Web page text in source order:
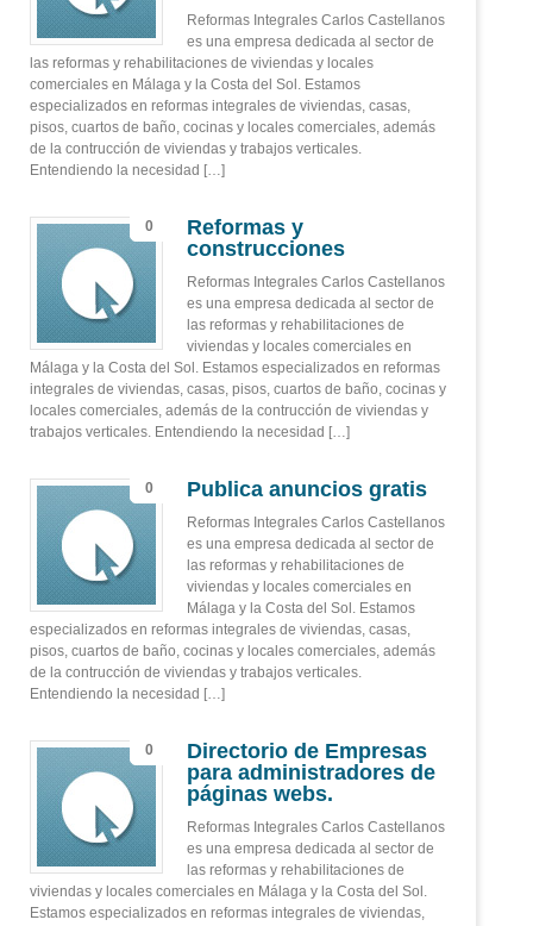
Reformas Integrales Carlos Castellanos
es una empresa dedicada al sector de
las reformas y rehabilitaciones de viviendas y locales
comerciales en Málaga y la Costa del Sol. Estamos
especializados en reformas integrales de viviendas, casas,
pisos, cuartos de baño, cocinas y locales comerciales, además
de la contrucción de viviendas y trabajos verticales.
Entendiendo la necesidad […]
0
Reformas y
construcciones
Reformas Integrales Carlos Castellanos
es una empresa dedicada al sector de
las reformas y rehabilitaciones de
viviendas y locales comerciales en
Málaga y la Costa del Sol. Estamos especializados en reformas
integrales de viviendas, casas, pisos, cuartos de baño, cocinas y
locales comerciales, además de la contrucción de viviendas y
trabajos verticales. Entendiendo la necesidad […]
0 Publica anuncios gratis
Reformas Integrales Carlos Castellanos
es una empresa dedicada al sector de
las reformas y rehabilitaciones de
viviendas y locales comerciales en
Málaga y la Costa del Sol. Estamos
especializados en reformas integrales de viviendas, casas,
pisos, cuartos de baño, cocinas y locales comerciales, además
de la contrucción de viviendas y trabajos verticales.
Entendiendo la necesidad […]
0
Directorio de Empresas
para administradores de
páginas webs.
Reformas Integrales Carlos Castellanos
es una empresa dedicada al sector de
las reformas y rehabilitaciones de
viviendas y locales comerciales en Málaga y la Costa del Sol.
Estamos especializados en reformas integrales de viviendas,